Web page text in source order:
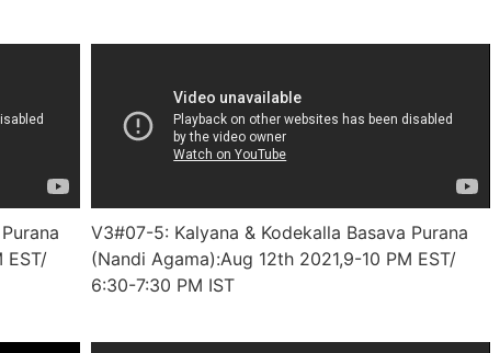
EST/
V3#07-5: Kalyana & Kodekalla Basava Purana
(Nandi Agama):Aug 12th 2021,9-10 PM EST/
6:30-7:30 PM IST